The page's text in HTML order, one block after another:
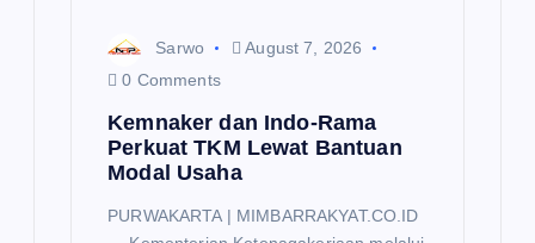
Sarwo
August 7, 2026
0 Comments
Kemnaker dan Indo-Rama
Perkuat TKM Lewat Bantuan
Modal Usaha
PURWAKARTA | MIMBARRAKYAT.CO.ID